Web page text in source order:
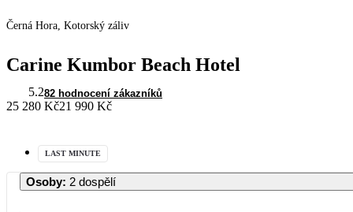
Černá Hora, Kotorský záliv
Carine Kumbor Beach Hotel
5.282 hodnocení zákazníků
25 280 Kč21 990 Kč
LAST MINUTE
Osoby: 2 dospělí